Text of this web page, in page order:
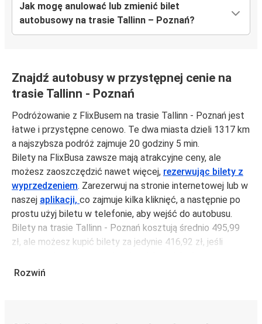
Jak mogę anulować lub zmienić bilet
autobusowy na trasie Tallinn – Poznań?
Znajdź autobusy w przystępnej cenie na
trasie Tallinn - Poznań
Podróżowanie z FlixBusem na trasie Tallinn - Poznań jest
łatwe i przystępne cenowo. Te dwa miasta dzieli 1317 km
a najszybsza podróż zajmuje 20 godziny 5 min.
Bilety na FlixBusa zawsze mają atrakcyjne ceny, ale
możesz zaoszczędzić nawet więcej, rezerwując bilety z
wyprzedzeniem. Zarezerwuj na stronie internetowej lub w
naszej aplikacji, co zajmuje kilka kliknięć, a następnie po
prostu użyj biletu w telefonie, aby wejść do autobusu.
Bilety na trasie Tallinn - Poznań kosztują średnio 495,99
zł, ale możesz kupić bilety za jedynie 416,92 zł, jeśli
unikając weekendów i świąt. Aby podróżować szybko,
Rozwiń